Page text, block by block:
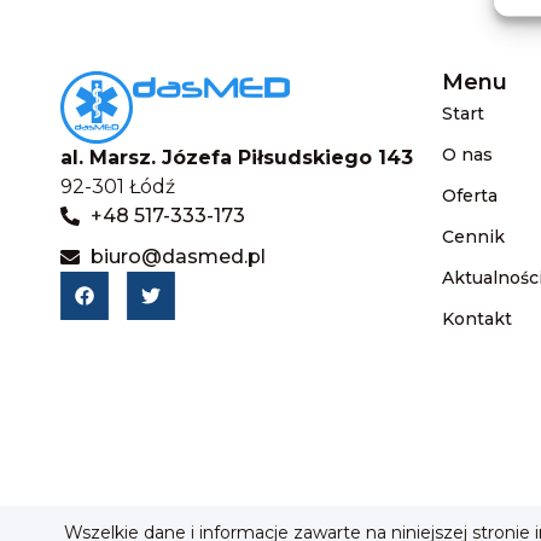
al. Marsz. Józefa Piłsudskiego 143
92-301 Łódź
+48 517-333-173
biuro@dasmed.pl
Menu
Start
O nas
Oferta
Cennik
Aktualności
Kontakt
Wszelkie dane i informacje zawarte na niniejszej